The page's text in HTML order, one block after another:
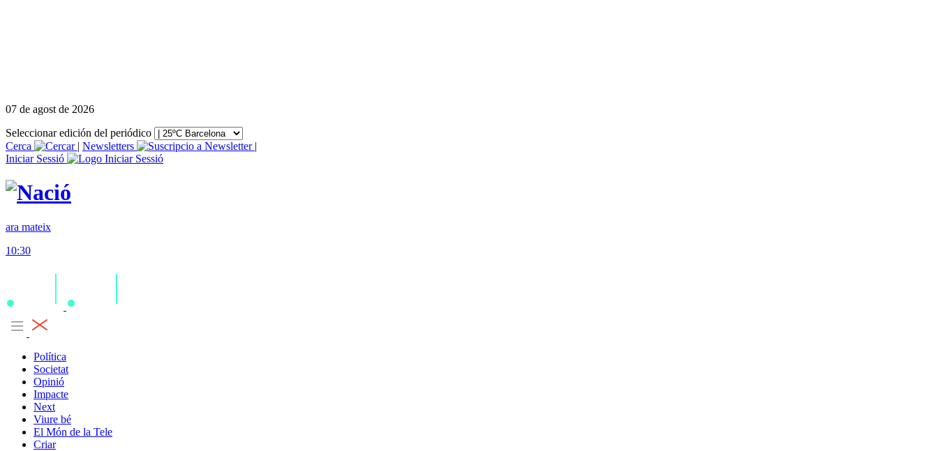
07 de agost de 2026
Seleccionar edición del periódico
Cerca
| Newsletters
|
Iniciar Sessió
ara mateix
10:30
Política
Societat
Opinió
Impacte
Next
Viure bé
El Món de la Tele
Criar